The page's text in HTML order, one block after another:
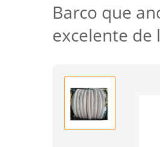
Barco que
excelente de